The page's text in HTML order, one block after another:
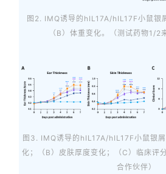
图2. IMQ诱导的hIL17A/hIL17F小鼠银
（B）体重变化。（测试药物1/2
图3. IMQ诱导的hIL17A/hIL17F小鼠银
化；（B）皮肤厚度变化；（C）临床评
合作伙伴）